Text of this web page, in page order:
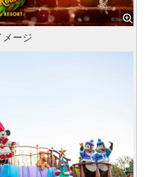
メージ